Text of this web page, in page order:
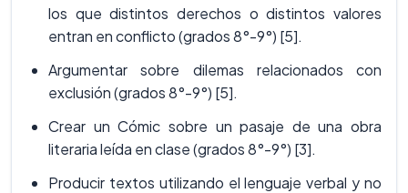
los que distintos derechos o distintos valores
entran en conflicto (grados 8°-9°) [5].
Argumentar sobre dilemas relacionados con
exclusión (grados 8°-9°) [5].
Crear un Cómic sobre un pasaje de una obra
literaria leída en clase (grados 8°-9°) [3].
Producir textos utilizando el lenguaje verbal y no